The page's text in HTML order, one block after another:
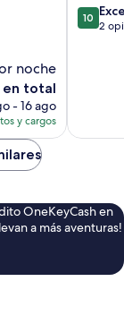
noche
en total
- 16 ago
y cargos
10.0
de
10
2
OneKeyCash en
a más aventuras!